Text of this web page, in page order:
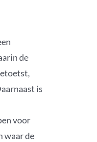
de
is
voor
waar de